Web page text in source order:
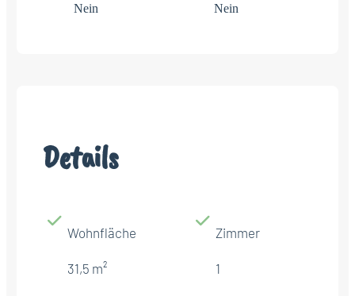
Nein Nein
Details
Wohnfläche
31,5 m²
Zimmer
1